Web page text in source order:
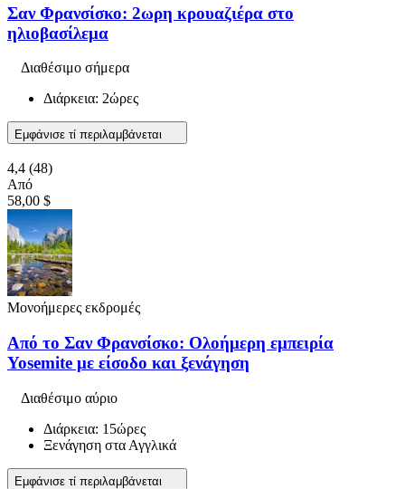
Σαν Φρανσίσκο: 2ωρη κρουαζιέρα στο
ηλιοβασίλεμα
Διαθέσιμο σήμερα
Διάρκεια: 2ώρες
Εμφάνισε τί περιλαμβάνεται
4,4 (48)
Από
58,00 $
Μονοήμερες εκδρομές
Από το Σαν Φρανσίσκο: Ολοήμερη εμπειρία
Yosemite με είσοδο και ξενάγηση
Διαθέσιμο αύριο
Διάρκεια: 15ώρες
Ξενάγηση στα Αγγλικά
Εμφάνισε τί περιλαμβάνεται